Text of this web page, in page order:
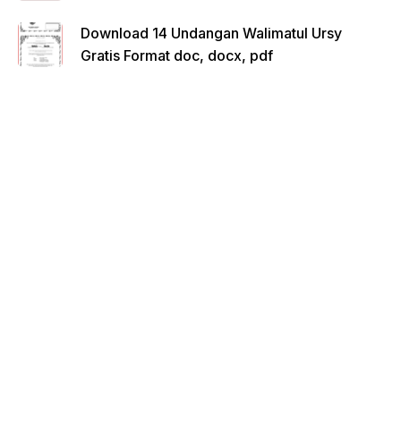
Download 14 Undangan Walimatul Ursy
Gratis Format doc, docx, pdf